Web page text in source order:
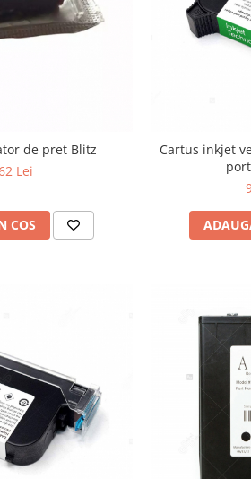
de pret Blitz
Lei
COS
Cartus inkjet